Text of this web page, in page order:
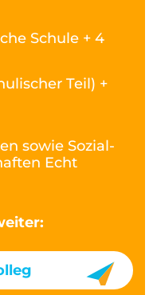
Schule + 4
Teil) +
sowie Sozial-
Echt